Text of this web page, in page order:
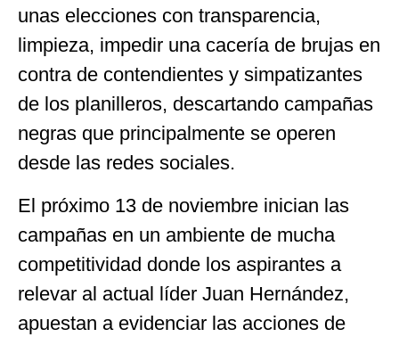
unas elecciones con transparencia,
limpieza, impedir una cacería de brujas en
contra de contendientes y simpatizantes
de los planilleros, descartando campañas
negras que principalmente se operen
desde las redes sociales.
El próximo 13 de noviembre inician las
campañas en un ambiente de mucha
competitividad donde los aspirantes a
relevar al actual líder Juan Hernández,
apuestan a evidenciar las acciones de